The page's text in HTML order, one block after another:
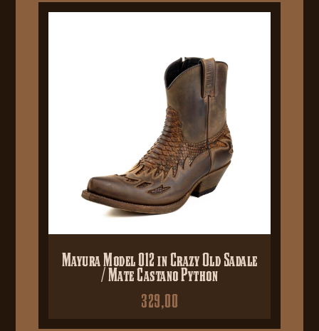
Mayura Model 012 in Crazy Old Sadale
/ Mate Castano Python
329,00